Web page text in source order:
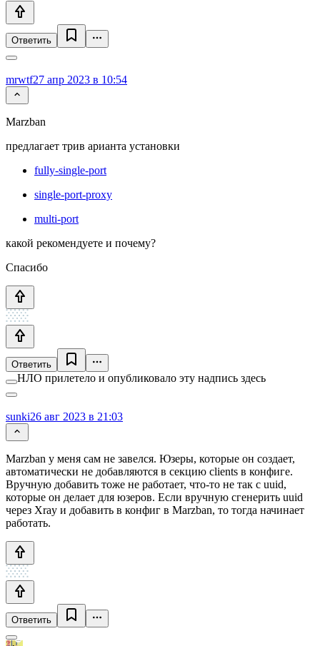
Ответить
mrwtf27 апр 2023 в 10:54
Marzban
предлагает трив арианта установки
fully-single-port
single-port-proxy
multi-port
какой рекомендуете и почему?
Спасибо
Ответить
НЛО прилетело и опубликовало эту надпись здесь
sunki26 авг 2023 в 21:03
Marzban у меня сам не завелся. Юзеры, которые он создает,
автоматически не добавляются в секцию clients в конфиге.
Вручную добавить тоже не работает, что-то не так с uuid,
которые он делает для юзеров. Если вручную сгенерить uuid
через Xray и добавить в конфиг в Marzban, то тогда начинает
работать.
Ответить